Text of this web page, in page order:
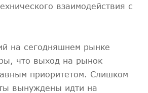
взаимодействия с
на сегодняшнем рынке
что выход на рынок
приоритетом. Слишком
вынуждены идти на